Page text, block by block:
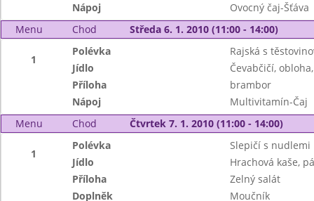
Nápoj
Ovocný čaj-Šťáva
Menu
Chod Středa 6. 1. 2010 (11:00 - 14:00)
1
Polévka
Rajská s
Jídlo
Čevabčičí, obloha,
Příloha
brambor
Nápoj
Multivitamín-Čaj
Menu
Chod Čtvrtek 7. 1. 2010 (11:00 - 14:00)
1
Polévka
Slepičí s nudlemi
Jídlo
Hrachová kaše,
Příloha
Zelný salát
Doplněk
Moučník